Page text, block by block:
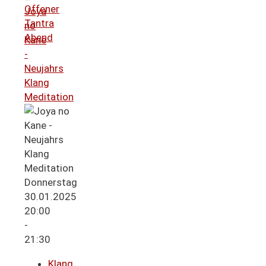
Offener
Tantra
Abend
Joya
no
Kane
-
Neujahrs
Klang
Meditation
Donnerstag
30.01.2025
20:00
-
21:30